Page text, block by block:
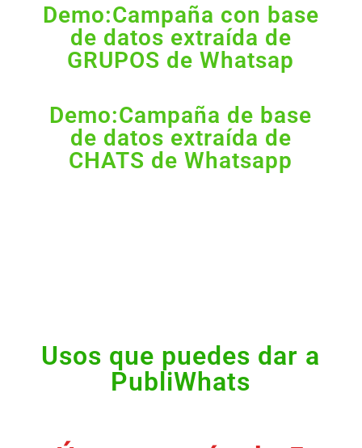
Demo:Campaña con base
de datos extraída de
GRUPOS de Whatsap
Demo:Campaña de base
de datos extraída de
CHATS de Whatsapp
Usos que puedes dar a
PubliWhats